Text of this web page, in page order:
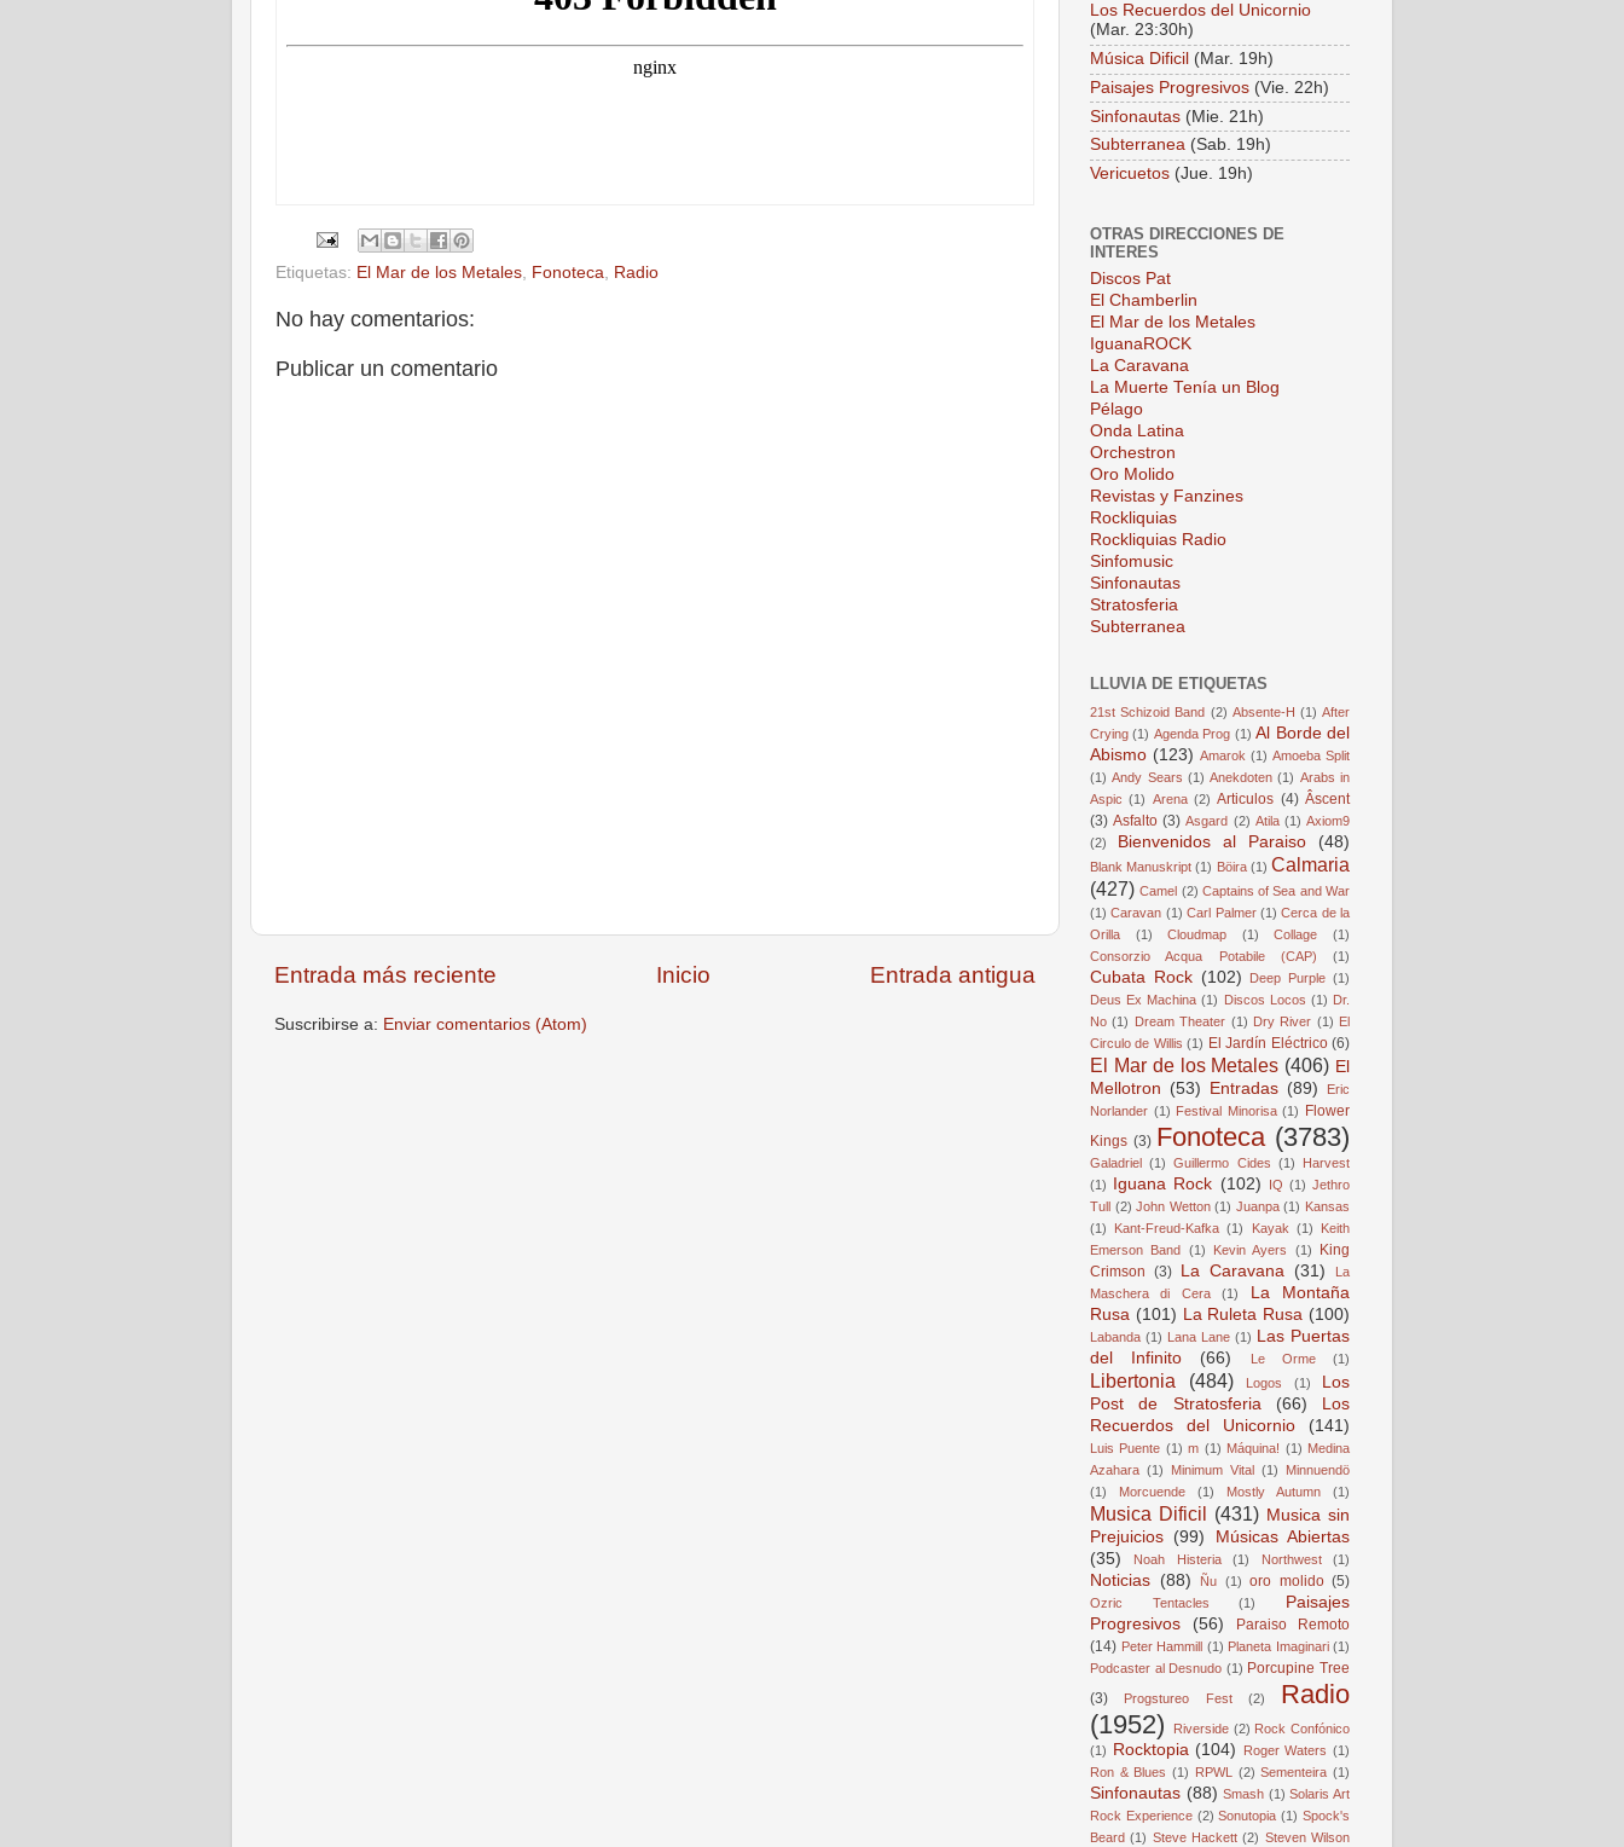
Etiquetas: El Mar de los Metales Fonoteca Radio
No hay comentarios:
Publicar un comentario
Entrada más reciente Entrada antigua
Inicio
Suscribirse a: Enviar comentarios (Atom)
Los Recuerdos del Unicornio
(Mar. 23:30h)
Música Dificil (Mar. 19h)
Paisajes Progresivos (Vie. 22h)
Sinfonautas (Mie. 21h)
Subterranea (Sab. 19h)
Vericuetos (Jue. 19h)
OTRAS DIRECCIONES DE
INTERES
Discos Pat
El Chamberlin
El Mar de los Metales
IguanaROCK
La Caravana
La Muerte Tenía un Blog
Pélago
Onda Latina
Orchestron
Oro Molido
Revistas y Fanzines
Rockliquias
Rockliquias Radio
Sinfomusic
Sinfonautas
Stratosferia
Subterranea
LLUVIA DE ETIQUETAS
21st Schizoid Band (2) Absente-H (1) After
Crying (1) Agenda Prog (1) Al Borde del
Abismo (123) Amarok (1) Amoeba Split
(1) Andy Sears (1) Anekdoten (1) Arabs in
Aspic (1) Arena (2) Articulos (4) Âscent
(3) Asfalto (3) Asgard (2) Atila (1) Axiom9
(2)
Bienvenidos al Paraiso (48)
Blank Manuskript (1) Böira (1) Calmaria
(427) Camel (2) Captains of Sea and War
(1) Caravan (1) Carl Palmer (1) Cerca de la
Orilla
(1) Cloudmap (1) Collage
(1)
Consorzio Acqua Potabile (CAP)
(1)
Cubata Rock (102) Deep Purple (1)
Deus Ex Machina (1) Discos Locos (1) Dr.
No (1) Dream Theater (1) Dry River (1) El
Circulo de Willis (1) El Jardín Eléctrico (6)
El Mar de los Metales (406) El
Mellotron (53) Entradas (89)
Eric
Norlander (1) Festival Minorisa (1) Flower
Kings (3) Fonoteca (3783)
Galadriel (1) Guillermo Cides (1)
Harvest
(1) Iguana Rock (102) IQ (1) Jethro
Tull (2) John Wetton (1) Juanpa (1) Kansas
(1)
Kant-Freud-Kafka (1) Kayak (1)
Keith
Emerson Band (1) Kevin Ayers (1)
King
Crimson (3) La Caravana (31)
La
Maschera di Cera
(1)
La Montaña
Rusa (101) La Ruleta Rusa (100)
Labanda (1) Lana Lane (1) Las Puertas
del Infinito
(66) Le Orme (1)
Libertonia (484) Logos (1)
Los
Post de Stratosferia
(66)
Los
Recuerdos del Unicornio
(141)
Luis Puente (1) m (1) Máquina! (1) Medina
Azahara (1) Minimum Vital (1)
Minnuendö
(1)
Morcuende (1) Mostly Autumn (1)
Musica Dificil (431) Musica sin
Prejuicios (99)
Músicas Abiertas
(35)
Noah Histeria (1) Northwest (1)
Noticias (88) Ñu (1) oro molido (5)
Ozric Tentacles (1)
Paisajes
Progresivos
(56)
Paraiso Remoto
(14) Peter Hammill (1) Planeta Imaginari (1)
Podcaster al Desnudo (1) Porcupine Tree
(3)
Progstureo Fest (2)
Radio
(1952)
Riverside (2) Rock Confónico
(1) Rocktopia (104) Roger Waters (1)
Ron & Blues (1) RPWL (2) Sementeira (1)
Sinfonautas (88) Smash (1) Solaris Art
Rock Experience (2) Sonutopia (1) Spock's
Beard (1) Steve Hackett (2) Steven Wilson